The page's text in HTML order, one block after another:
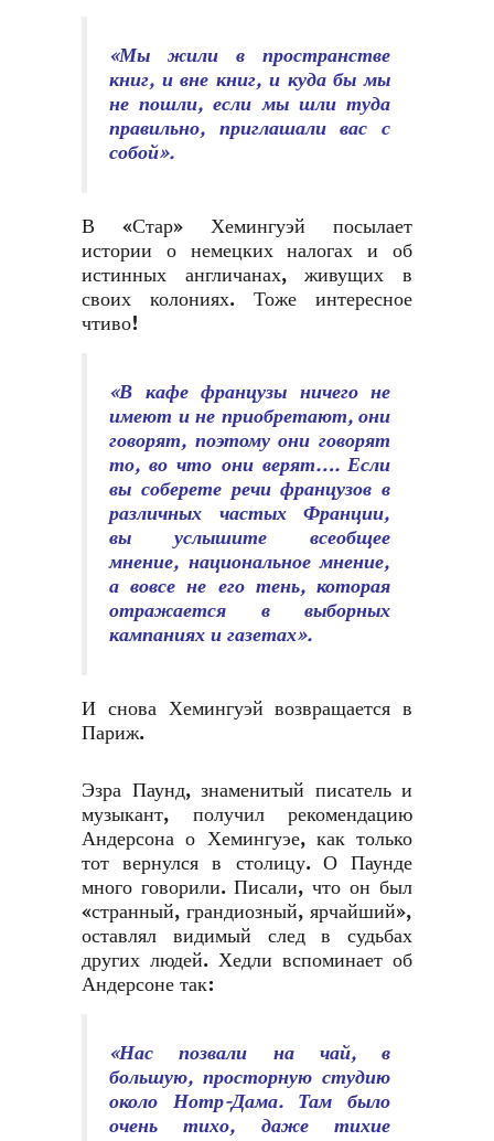
«Мы жили в пространстве
книг, и вне книг, и куда бы мы
не пошли, если мы шли туда
правильно, приглашали вас с
собой».
В «Стар» Хемингуэй посылает
истории о немецких налогах и об
истинных англичанах, живущих в
своих колониях. Тоже интересное
чтиво!
«В кафе французы ничего не
имеют и не приобретают, они
говорят, поэтому они говорят
то, во что они верят…. Если
вы соберете речи французов в
различных частых Франции,
вы услышите всеобщее
мнение, национальное мнение,
а вовсе не его тень, которая
отражается в выборных
кампаниях и газетах».
И снова Хемингуэй возвращается в
Париж.
Эзра Паунд, знаменитый писатель и
музыкант, получил рекомендацию
Андерсона о Хемингуэе, как только
тот вернулся в столицу. О Паунде
много говорили. Писали, что он был
«странный, грандиозный, ярчайший»,
оставлял видимый след в судьбах
других людей. Хедли вспоминает об
Андерсоне так:
«Нас позвали на чай, в
большую, просторную студию
около Нотр-Дама. Там было
очень тихо, даже тихие